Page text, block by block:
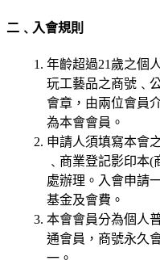
二﹑入會規則
年齡超過21歲之個
玩工藝品之商號﹑
會章，由兩位會員
為本會會員。
申請人須填寫本會
﹑商業登記影印本
處辦理。入會申請
基金及會費。
本會會員分為個人
通會員，商號永久
一。